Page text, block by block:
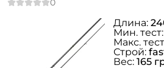
Длина:
Мин. тест:
Макс.
Строй:
Вес: 165